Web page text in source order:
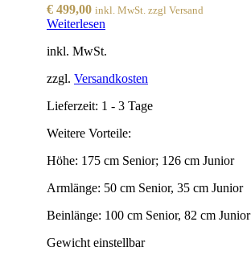
€ 499,00 inkl. MwSt. zzgl Versand
Weiterlesen
inkl. MwSt.
zzgl. Versandkosten
Lieferzeit: 1 - 3 Tage
Weitere Vorteile:
Höhe: 175 cm Senior; 126 cm Junior
Armlänge: 50 cm Senior, 35 cm Junior
Beinlänge: 100 cm Senior, 82 cm Junior
Gewicht einstellbar